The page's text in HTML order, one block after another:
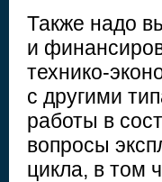
Также надо
и
технико-
с другими
работы в
вопросы
цикла, в том